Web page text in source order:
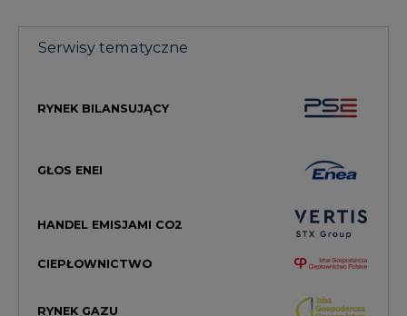
Serwisy tematyczne
RYNEK BILANSUJĄCY
GŁOS ENEI
HANDEL EMISJAMI CO2
CIEPŁOWNICTWO
RYNEK GAZU